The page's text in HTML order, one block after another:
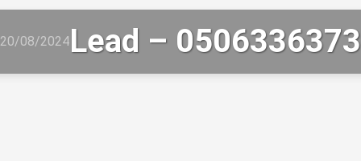
Lead – 0506336373
20/08/2024